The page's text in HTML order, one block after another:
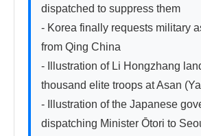
dispatched to suppress them
- Korea finally requests military
from Qing China
- Illustration of Li Hongzhang
thousand elite troops at Asan
- Illustration of the Japanese
dispatching Minister Ōtori to